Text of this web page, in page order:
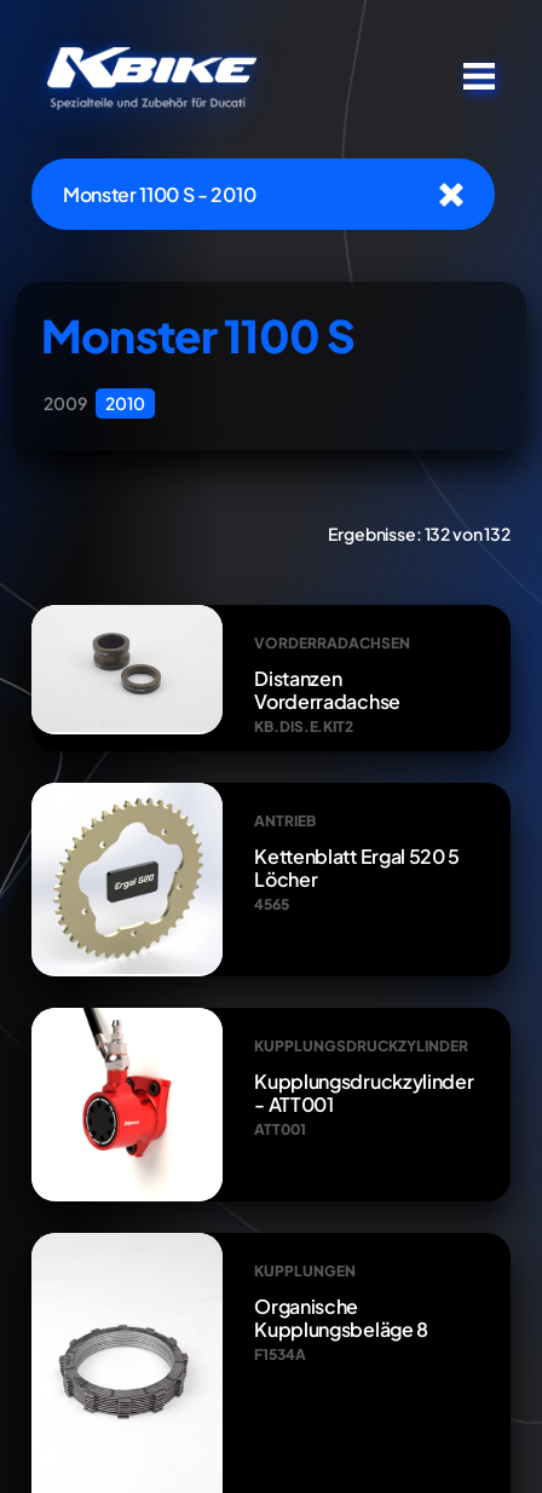
Monster 1100 S - 2010
Monster 1100 S
2009 2010
Ergebnisse:132 von 132
VORDERRADACHSEN
Distanzen
Vorderradachse
KB.DIS.E.KIT2
ANTRIEB
Kettenblatt Ergal 520 5
Löcher
4565
KUPPLUNGSDRUCKZYLINDER
Kupplungsdruckzylinder
- ATT001
ATT001
KUPPLUNGEN
Organische
Kupplungsbeläge 8
F1534A